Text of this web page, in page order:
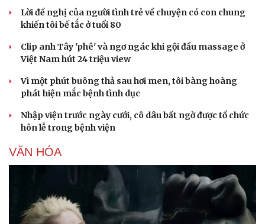
Văn hóa
Văn học
Âm nhạc
Sao Việt
Lời đề nghị của người tình trẻ về chuyện có con chung
khiến tôi bế tắc ở tuổi 80
Clip anh Tây 'phê' và ngơ ngác khi gội đầu massage ở
Việt Nam hút 24 triệu view
Vì một phút buông thả sau hơi men, tôi bàng hoàng
phát hiện mắc bệnh tình dục
Nhập viện trước ngày cưới, cô dâu bất ngờ được tổ chức
hôn lễ trong bệnh viện
VĂN HÓA